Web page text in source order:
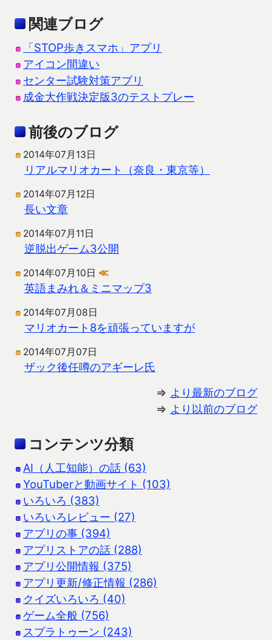
関連ブログ
「STOP歩きスマホ」アプリ
アイコン間違い
センター試験対策アプリ
成金大作戦決定版3のテストプレー
前後のブログ
2014年07月13日
リアルマリオカート（奈良・東京等）
2014年07月12日
長い文章
2014年07月11日
逆脱出ゲーム3公開
2014年07月10日 ≪
英語まみれ＆ミニマップ3
2014年07月08日
マリオカート8を頑張っていますが
2014年07月07日
ザック後任噂のアギーレ氏
⇒ より最新のブログ
⇒ より以前のブログ
コンテンツ分類
AI（人工知能）の話 (63)
YouTuberと動画サイト (103)
いろいろ (383)
いろいろレビュー (27)
アプリの事 (394)
アプリストアの話 (288)
アプリ公開情報 (375)
アプリ更新/修正情報 (286)
クイズいろいろ (40)
ゲーム全般 (756)
スプラトゥーン (243)